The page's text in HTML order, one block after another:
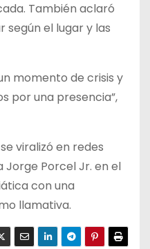
También aclaró
según el lugar y las
momento de crisis y
por una presencia”,
viralizó en redes
Jorge Porcel Jr. en el
con una
llamativa.